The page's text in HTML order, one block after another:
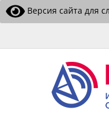
Версия сайта для